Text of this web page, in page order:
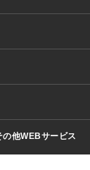
プ
ーツ他WEBサービス